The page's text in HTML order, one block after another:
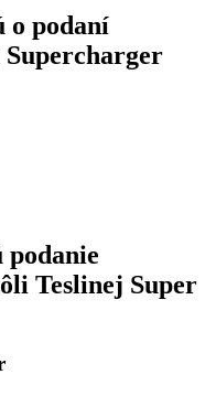
o podaní
Supercharger
podanie
Teslinej Super